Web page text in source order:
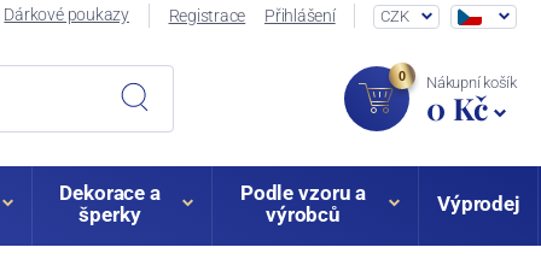
Dárkové poukazy Registrace Přihlášení CZK
0 Nákupní košík
0 Kč
Dekorace a
šperky
Podle vzoru a
výrobců
Výprodej